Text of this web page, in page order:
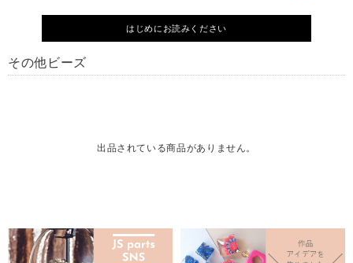
はじめにお読みください
その他ビーズ
出品されている商品がありません。